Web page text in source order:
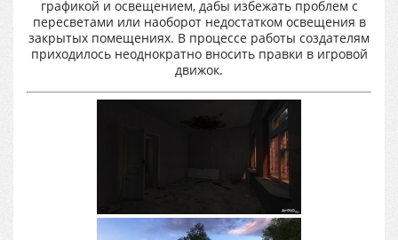
графикой и освещением, дабы избежать проблем с
пересветами или наоборот недостатком освещения в
закрытых помещениях. В процессе работы создателям
приходилось неоднократно вносить правки в игровой
движок.